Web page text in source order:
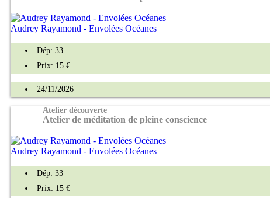
Audrey Rayamond - Envolées Océanes
Dép: 33
Prix: 15 €
24/11/2026
Atelier découverte
Atelier de méditation de pleine conscience
Audrey Rayamond - Envolées Océanes
Dép: 33
Prix: 15 €